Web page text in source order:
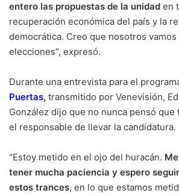
entero las propuestas de la unidad en
recuperación económica del país y la
democrática. Creo que nosotros vamos
elecciones”, expresó.
Durante una entrevista para el
Puertas, transmitido por Venevisión,
González dijo que no nunca pensó que
el responsable de llevar la candidatura.
“Estoy metido en el ojo del huracán.
tener mucha paciencia y espero
estos trances, en lo que estamos